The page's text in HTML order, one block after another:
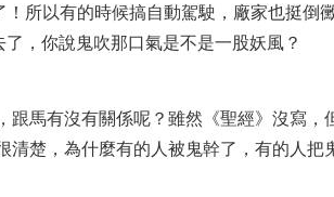
！所以有的時候搞自動駕駛，廠家也挺倒
，你說鬼吹那口氣是不是一股妖風？
跟馬有沒有關係呢？雖然《聖經》沒寫，
清楚，為什麼有的人被鬼幹了，有的人把